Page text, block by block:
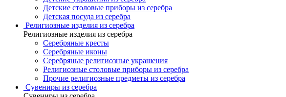
Детские столовые приборы из серебра
Детская посуда из серебра
Религиозные изделия из серебра
Религиозные изделия из серебра
Серебряные кресты
Серебряные иконы
Серебряные религиозные украшения
Религиозные столовые приборы из серебра
Прочие религиозные предметы из серебра
Сувениры из серебра